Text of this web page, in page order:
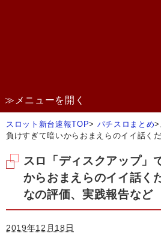
≫メニューを開く
スロット新台速報TOP> パチスロまとめ>
負けすぎて暗いからおまえらのイイ話く
スロ「ディスクアップ」
からおまえらのイイ話く
なの評価、実践報告など
2019年12月18日